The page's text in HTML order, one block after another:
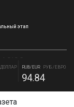
этап
RUB/EUR РУБ./ЕВРО
94.84
18.36